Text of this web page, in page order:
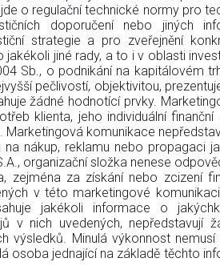
o regulační technické normy pro
doporučení nebo jiných
strategie a pro zveřejnění
jakékoli jiné rady, a to i v oblasti
Sb., o podnikání na kapitálovém
pečlivostí, objektivitou,
žádné hodnotící prvky.
klienta, jeho individuální
Marketingová komunikace
na nákup, reklamu nebo propagaci
organizační složka nenese
zejména za získání nebo zcizení
v této marketingové
jakékoli informace o
v nich uvedených, nepředstavují
výsledků. Minulá výkonnost
osoba jednající na základě těchto